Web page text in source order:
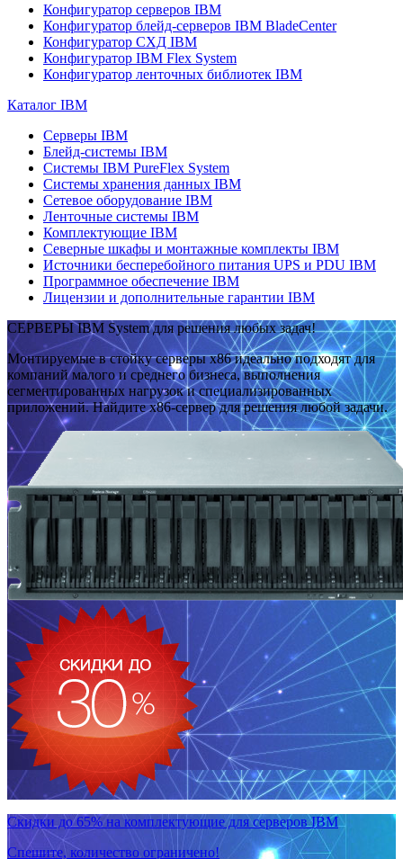
Конфигуратор серверов IBM
Конфигуратор блейд-серверов IBM BladeCenter
Конфигуратор СХД IBM
Конфигуратор IBM Flex System
Конфигуратор ленточных библиотек IBM
Каталог IBM
Серверы IBM
Блейд-системы IBM
Системы IBM PureFlex System
Системы хранения данных IBM
Сетевое оборудование IBM
Ленточные системы IBM
Комплектующие IBM
Северные шкафы и монтажные комплекты IBM
Источники бесперебойного питания UPS и PDU IBM
Программное обеспечение IBM
Лицензии и дополнительные гарантии IBM
СЕРВЕРЫ IBM System для решения любых задач!
Монтируемые в стойку серверы x86 идеально подходят для
компаний малого и среднего бизнеса, выполнения
сегментированных нагрузок и специализированных
приложений. Найдите x86-сервер для решения любой задачи.
Скидки до 65% на комплектующие для серверов IBM
Спешите, количество ограничено!